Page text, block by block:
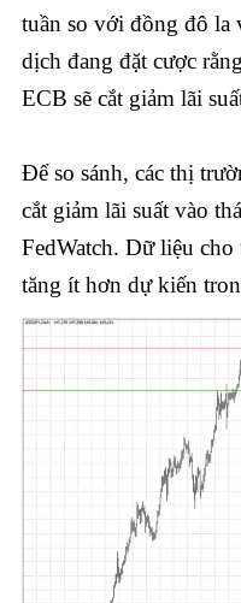
tuần so với đồng đô la
dịch đang đặt cược
ECB sẽ cắt giảm lãi
Để so sánh, các thị
cắt giảm lãi suất vào
FedWatch. Dữ liệu
tăng ít hơn dự kiến